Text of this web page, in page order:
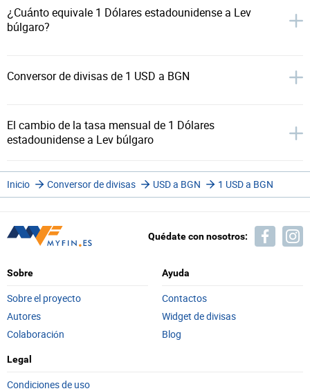
¿Cuánto equivale 1 Dólares estadounidense a Lev
búlgaro?
Conversor de divisas de 1 USD a BGN
El cambio de la tasa mensual de 1 Dólares
estadounidense a Lev búlgaro
Inicio Conversor de divisas USD a BGN 1 USD a BGN
Quédate con nosotros:
Sobre
Sobre el proyecto
Autores
Colaboración
Ayuda
Contactos
Widget de divisas
Blog
Legal
Condiciones de uso